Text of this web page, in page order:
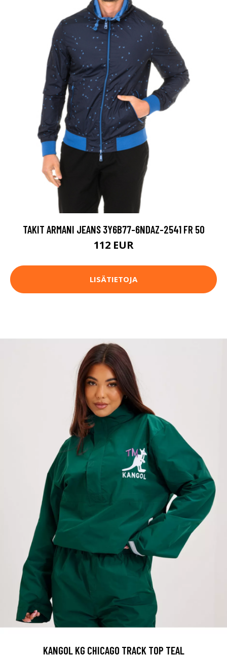
TAKIT ARMANI JEANS 3Y6B77-6NDAZ-2541 FR 50
112 EUR
LISÄTIETOJA
KANGOL KG CHICAGO TRACK TOP TEAL